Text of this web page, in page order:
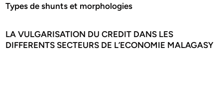
Types de shunts et morphologies
LA VULGARISATION DU CREDIT DANS LES
DIFFERENTS SECTEURS DE L’ECONOMIE MALAGASY